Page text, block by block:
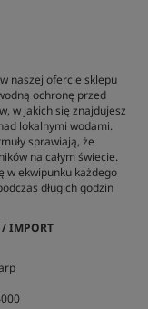
naszej ofercie sklepu
ochronę przed
w jakich się znajdujesz
lokalnymi wodami.
sprawiają, że
na całym świecie.
w ekwipunku każdego
długich godzin
IMPORT